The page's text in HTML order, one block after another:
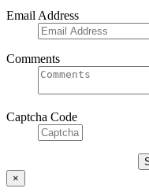
Email Address
Comments
Captcha Code
×